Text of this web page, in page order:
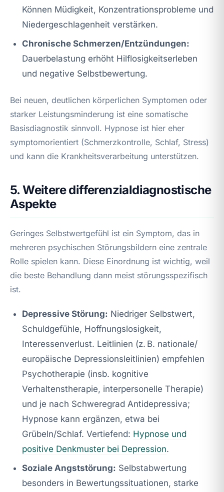
Können Müdigkeit, Konzentrationsprobleme und
Niedergeschlagenheit verstärken.
Chronische Schmerzen/Entzündungen:
Dauerbelastung erhöht Hilflosigkeitserleben
und negative Selbstbewertung.
Bei neuen, deutlichen körperlichen Symptomen oder
starker Leistungsminderung ist eine somatische
Basisdiagnostik sinnvoll. Hypnose ist hier eher
symptomorientiert (Schmerzkontrolle, Schlaf, Stress)
und kann die Krankheitsverarbeitung unterstützen.
5. Weitere differenzialdiagnostische
Aspekte
Geringes Selbstwertgefühl ist ein Symptom, das in
mehreren psychischen Störungsbildern eine zentrale
Rolle spielen kann. Diese Einordnung ist wichtig, weil
die beste Behandlung dann meist störungsspezifisch
ist.
Depressive Störung: Niedriger Selbstwert,
Schuldgefühle, Hoffnungslosigkeit,
Interessenverlust. Leitlinien (z. B. nationale/
europäische Depressionsleitlinien) empfehlen
Psychotherapie (insb. kognitive
Verhaltenstherapie, interpersonelle Therapie)
und je nach Schweregrad Antidepressiva;
Hypnose kann ergänzen, etwa bei
Grübeln/Schlaf. Vertiefend: Hypnose und
positive Denkmuster bei Depression.
Soziale Angststörung: Selbstabwertung
besonders in Bewertungssituationen, starke